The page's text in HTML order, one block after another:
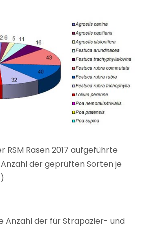
RSM Rasen 2017 aufgeführte
der geprüften Sorten je
Anzahl der für Strapazier- und